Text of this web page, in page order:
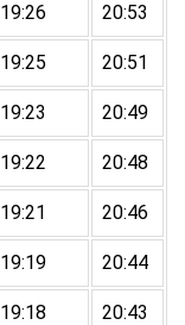
19:26 20:53
19:25 20:51
19:23 20:49
19:22 20:48
19:21 20:46
19:19 20:44
19:18 20:43